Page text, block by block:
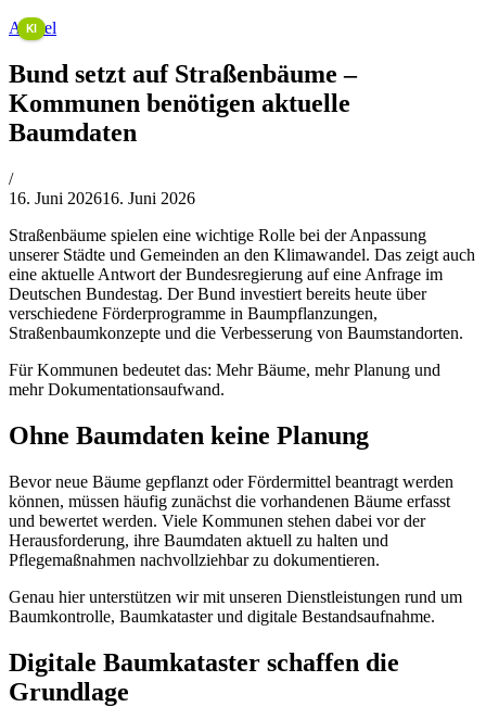
KI
Artikel
Bund setzt auf Straßenbäume –
Kommunen benötigen aktuelle
Baumdaten
von
Philipp
/
16. Juni 202616. Juni 2026
Straßenbäume spielen eine wichtige Rolle bei der Anpassung
unserer Städte und Gemeinden an den Klimawandel. Das zeigt auch
eine aktuelle Antwort der Bundesregierung auf eine Anfrage im
Deutschen Bundestag. Der Bund investiert bereits heute über
verschiedene Förderprogramme in Baumpflanzungen,
Straßenbaumkonzepte und die Verbesserung von Baumstandorten.
Für Kommunen bedeutet das: Mehr Bäume, mehr Planung und
mehr Dokumentationsaufwand.
Ohne Baumdaten keine Planung
Bevor neue Bäume gepflanzt oder Fördermittel beantragt werden
können, müssen häufig zunächst die vorhandenen Bäume erfasst
und bewertet werden. Viele Kommunen stehen dabei vor der
Herausforderung, ihre Baumdaten aktuell zu halten und
Pflegemaßnahmen nachvollziehbar zu dokumentieren.
Genau hier unterstützen wir mit unseren Dienstleistungen rund um
Baumkontrolle, Baumkataster und digitale Bestandsaufnahme.
Digitale Baumkataster schaffen die
Grundlage